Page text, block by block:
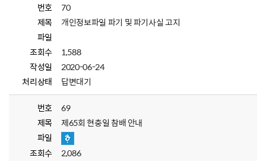
번호
70
제목
개인정보파일 파기 및 파기사실 고지
파일
조회수
1,588
작성일
2020-06-24
처리상태
답변대기
번호
69
제목
제65회 현충일 참배 안내
파일
조회수
2,086